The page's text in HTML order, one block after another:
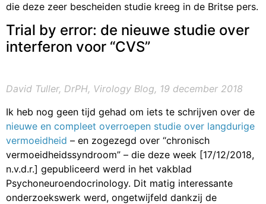
die deze zeer bescheiden studie kreeg in de Britse pers.
Trial by error: de nieuwe studie over
interferon voor “CVS”
David Tuller, DrPH, Virology Blog, 19 december 2018
Ik heb nog geen tijd gehad om iets te schrijven over de
nieuwe en compleet overroepen studie over langdurige
vermoeidheid – en zogezegd over “chronisch
vermoeidheidssyndroom” – die deze week [17/12/2018,
n.v.d.r.] gepubliceerd werd in het vakblad
Psychoneuroendocrinology. Dit matig interessante
onderzoekswerk werd, ongetwijfeld dankzij de